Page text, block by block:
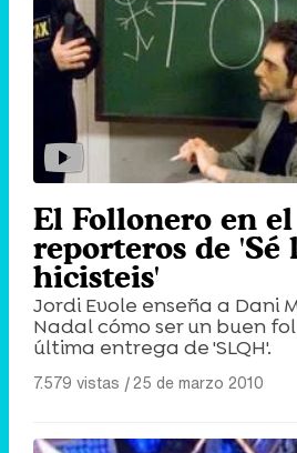
El Follonero en
reporteros de 'Sé
hicisteis'
Jordi Evole enseña a Dani
Nadal cómo ser un buen
última entrega de 'SLQH'.
7.579 vistas |25 de marzo 2010